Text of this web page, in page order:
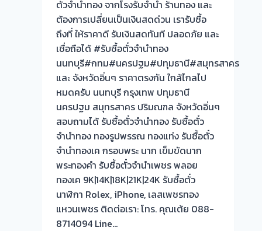
รับ
ซื้อ
ตั๋ว
จำนำ
ทอง
ตั๋วจำนำทอง จากโรงรับจำนำ ร้านทอง และ
ต้องการเปลี่ยนเป็นเงินสดด่วน เรารับซื้อ
ถึงที่ ให้ราคาดี รับเงินสดทันที ปลอดภัย และ
เชื่อถือได้ #รับซื้อตั๋วจำนำทอง
นนทบุรี#กทม#นครปฐม#ปทุมธานี#สมุทรสาคร
และ จังหวัดอิ่นๆ ราคาตรงกัน ใกล้ไกลไป
หมดครับ นนทบุรี กรุงเทพ ปทุมธานี
นครปฐม สมุทรสาคร ปริมณฑล จังหวัดอิ่นๆ
สอบถามได้ รับซื้อตั๋วจำนำทอง รับซื้อตั๋ว
จำนำทอง ทองรูปพรรณ ทองแท่ง รับซื้อตั๋ว
จำนำทองเค กรอบพระ นาก เข็มขัดนาก
พระทองคำ รับซื้อตั๋วจำนำเพชร พลอย
ทองเค 9K|14K|18K|21K|24K รับซื้อตั๋ว
นาฬิกา Rolex, iPhone, เลสเพชรทอง
แหวนเพชร ติดต่อเรา: โทร. คุณเต้ย 088-
8714094 Line…